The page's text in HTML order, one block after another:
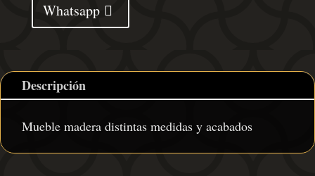
Whatsapp
Descripción
Mueble madera distintas medidas y acabados